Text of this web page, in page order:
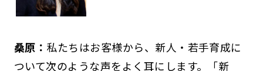
桑原： 私たちはお客様から、新人・若手育成に
ついて次のような声をよく耳にします。「新